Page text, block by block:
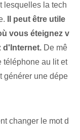
lesquelles la tech
Il peut être utile
vous éteignez v
d'Internet. De mê
téléphone au lit et
générer une dépe
changer le mot d